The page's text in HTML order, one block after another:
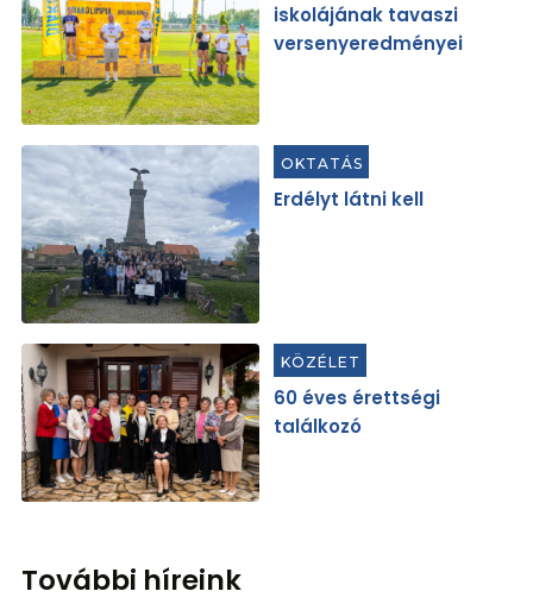
iskolájának tavaszi
versenyeredményei
OKTATÁS
Erdélyt látni kell
KÖZÉLET
60 éves érettségi
találkozó
További híreink